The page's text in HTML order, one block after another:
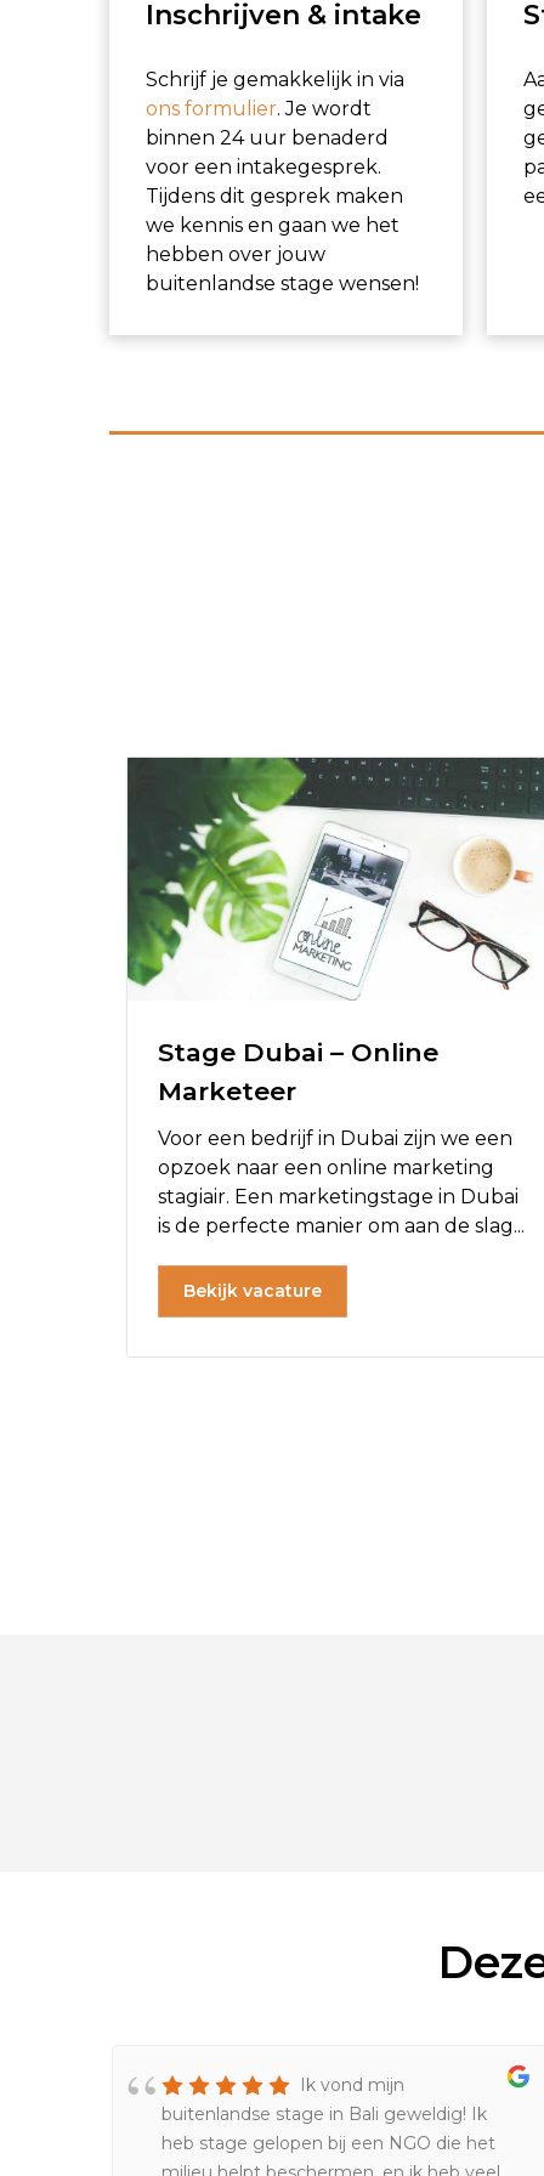
Inschrijven & intake
Schrijf je gemakkelijk in via
ons formulier. Je wordt
binnen 24 uur benaderd
voor een intakegesprek.
Tijdens dit gesprek maken
we kennis en gaan we het
hebben over jouw
buitenlandse stage wensen!
Stage Dubai – Online
Marketeer
Voor een bedrijf in Dubai zijn we een
opzoek naar een online marketing
stagiair. Een marketingstage in Dubai
is de perfecte manier om aan de slag...
Bekijk vacature
Ik vond mijn
buitenlandse stage in Bali geweldig! Ik
heb stage gelopen bij een NGO die het